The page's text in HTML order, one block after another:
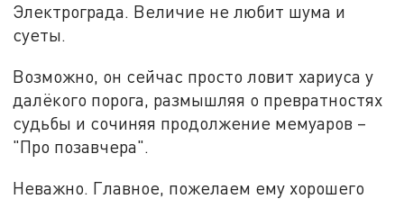
Электрограда. Величие не любит шума и
суеты.
Возможно, он сейчас просто ловит хариуса у
далёкого порога, размышляя о превратностях
судьбы и сочиняя продолжение мемуаров –
"Про позавчера".
Неважно. Главное, пожелаем ему хорошего